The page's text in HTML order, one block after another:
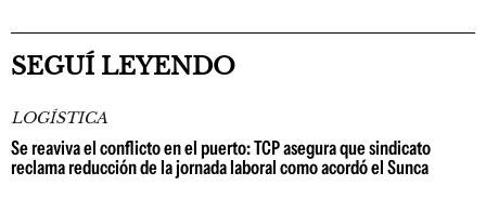
SEGUÍ LEYENDO
LOGÍSTICA
Se reaviva el conflicto en el puerto: TCP asegura que sindicato
reclama reducción de la jornada laboral como acordó el Sunca